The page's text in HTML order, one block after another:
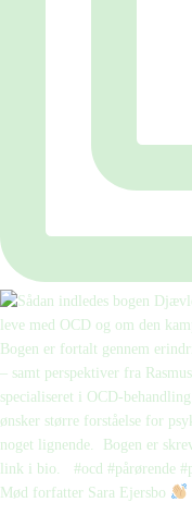
Mød forfatter Sara Ejersbo